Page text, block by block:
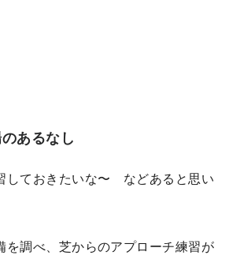
あるなし
しておきたいな〜 などあると思い
を調べ、芝からのアプローチ練習が